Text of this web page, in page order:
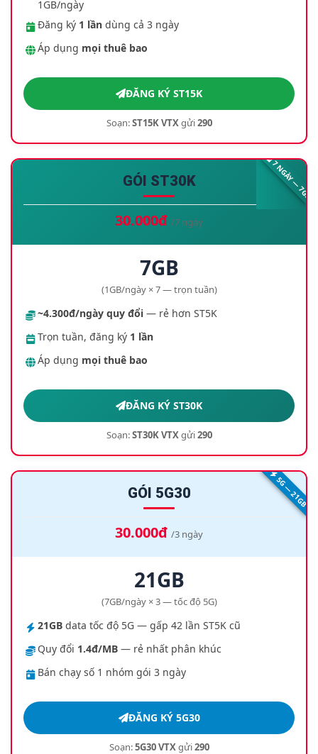
1GB/ngày
Đăng ký 1 lần dùng cả 3 ngày
Áp dụng mọi thuê bao
ĐĂNG KÝ ST15K
Soạn:ST15K VTXgửi290
7 NGÀY — 7GB
GÓI ST30K
30.000đ /7 ngày
7GB
(1GB/ngày × 7 — trọn tuần)
~4.300đ/ngày quy đổi — rẻ hơn ST5K
Trọn tuần, đăng ký 1 lần
Áp dụng mọi thuê bao
ĐĂNG KÝ ST30K
Soạn:ST30K VTXgửi290
5G — 21GB
GÓI 5G30
30.000đ /3 ngày
21GB
(7GB/ngày × 3 — tốc độ 5G)
21GB data tốc độ 5G — gấp 42 lần ST5K cũ
Quy đổi 1.4đ/MB — rẻ nhất phân khúc
Bán chạy số 1 nhóm gói 3 ngày
ĐĂNG KÝ 5G30
Soạn:5G30 VTXgửi290